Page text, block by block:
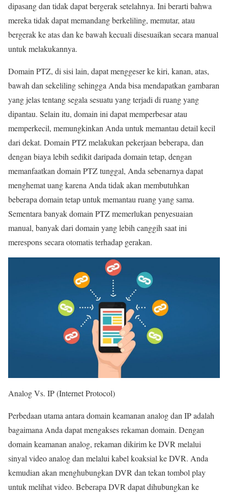
dipasang dan tidak dapat bergerak setelahnya. Ini berarti bahwa
mereka tidak dapat memandang berkeliling, memutar, atau
bergerak ke atas dan ke bawah kecuali disesuaikan secara manual
untuk melakukannya.
Domain PTZ, di sisi lain, dapat menggeser ke kiri, kanan, atas,
bawah dan sekeliling sehingga Anda bisa mendapatkan gambaran
yang jelas tentang segala sesuatu yang terjadi di ruang yang
dipantau. Selain itu, domain ini dapat memperbesar atau
memperkecil, memungkinkan Anda untuk memantau detail kecil
dari dekat. Domain PTZ melakukan pekerjaan beberapa, dan
dengan biaya lebih sedikit daripada domain tetap, dengan
memanfaatkan domain PTZ tunggal, Anda sebenarnya dapat
menghemat uang karena Anda tidak akan membutuhkan
beberapa domain tetap untuk memantau ruang yang sama.
Sementara banyak domain PTZ memerlukan penyesuaian
manual, banyak dari domain yang lebih canggih saat ini
merespons secara otomatis terhadap gerakan.
Analog Vs. IP (Internet Protocol)
Perbedaan utama antara domain keamanan analog dan IP adalah
bagaimana Anda dapat mengakses rekaman domain. Dengan
domain keamanan analog, rekaman dikirim ke DVR melalui
sinyal video analog dan melalui kabel koaksial ke DVR. Anda
kemudian akan menghubungkan DVR dan tekan tombol play
untuk melihat video. Beberapa DVR dapat dihubungkan ke